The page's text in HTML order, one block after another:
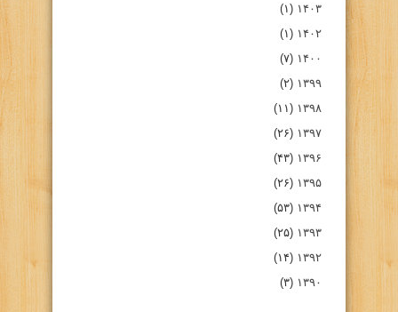
۱۴۰۳ (۱)
۱۴۰۲ (۱)
۱۴۰۰ (۷)
۱۳۹۹ (۲)
۱۳۹۸ (۱۱)
۱۳۹۷ (۲۶)
۱۳۹۶ (۴۳)
۱۳۹۵ (۲۶)
۱۳۹۴ (۵۳)
۱۳۹۳ (۲۵)
۱۳۹۲ (۱۴)
۱۳۹۰ (۳)